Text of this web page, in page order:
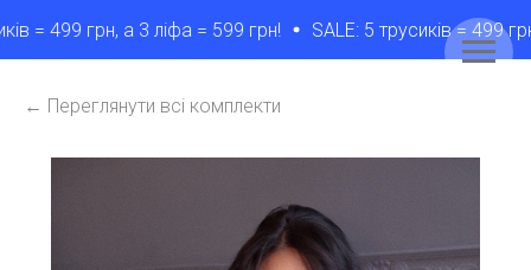
= 499 грн, а 3 лiфа = 599 грн! SALE: 5 трусикiв = 499 грн,
← Переглянути всі комплекти